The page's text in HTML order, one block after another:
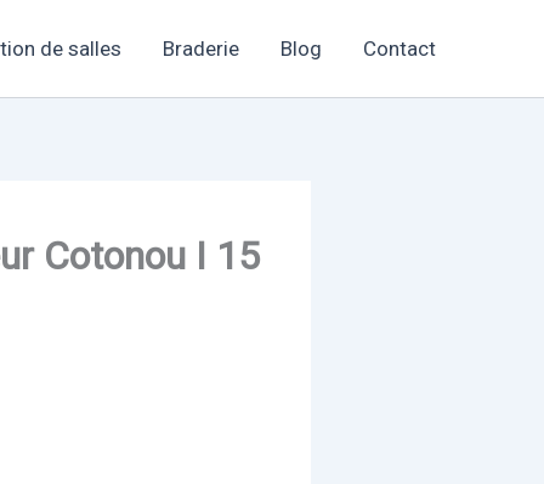
de salles Braderie Blog Contact
Cotonou I 15